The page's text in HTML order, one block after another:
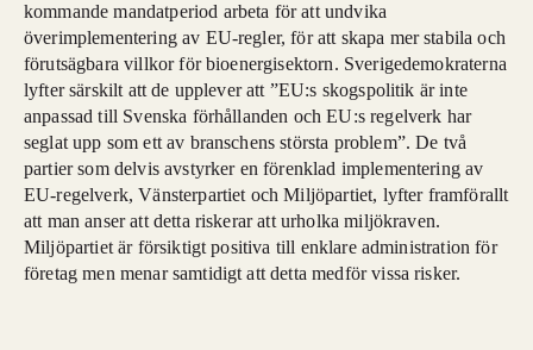
kommande mandatperiod arbeta för att undvika
överimplementering av EU-regler, för att skapa mer stabila och
förutsägbara villkor för bioenergisektorn. Sverigedemokraterna
lyfter särskilt att de upplever att ”EU:s skogspolitik är inte
anpassad till Svenska förhållanden och EU:s regelverk har
seglat upp som ett av branschens största problem”. De två
partier som delvis avstyrker en förenklad implementering av
EU-regelverk, Vänsterpartiet och Miljöpartiet, lyfter framförallt
att man anser att detta riskerar att urholka miljökraven.
Miljöpartiet är försiktigt positiva till enklare administration för
företag men menar samtidigt att detta medför vissa risker.